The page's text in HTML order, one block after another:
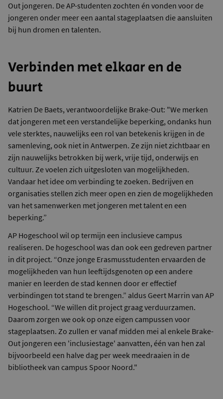
Out jongeren. De AP-studenten zochten én vonden voor de
jongeren onder meer een aantal stageplaatsen die aansluiten
bij hun dromen en talenten.
Verbinden met elkaar en de
buurt
Katrien De Baets, verantwoordelijke Brake-Out: "We merken
dat jongeren met een verstandelijke beperking, ondanks hun
vele sterktes, nauwelijks een rol van betekenis krijgen in de
samenleving, ook niet in Antwerpen. Ze zijn niet zichtbaar en
zijn nauwelijks betrokken bij werk, vrije tijd, onderwijs en
cultuur. Ze voelen zich uitgesloten van mogelijkheden.
Vandaar het idee om verbinding te zoeken. Bedrijven en
organisaties stellen zich meer open en zien de mogelijkheden
van het samenwerken met jongeren met talent en een
beperking.”
AP Hogeschool wil op termijn een inclusieve campus
realiseren. De hogeschool was dan ook een gedreven partner
in dit project. “Onze jonge Erasmusstudenten ervaarden de
mogelijkheden van hun leeftijdsgenoten op een andere
manier en leerden de stad kennen door er effectief
verbindingen tot stand te brengen.” aldus Geert Marrin van AP
Hogeschool. “We willen dit project graag verduurzamen.
Daarom zorgen we ook op onze eigen campussen voor
stageplaatsen. Zo zullen er vanaf midden mei al enkele Brake-
Out jongeren een 'inclusiestage' aanvatten, één van hen zal
bijvoorbeeld een halve dag per week meedraaien in de
bibliotheek van campus Spoor Noord."